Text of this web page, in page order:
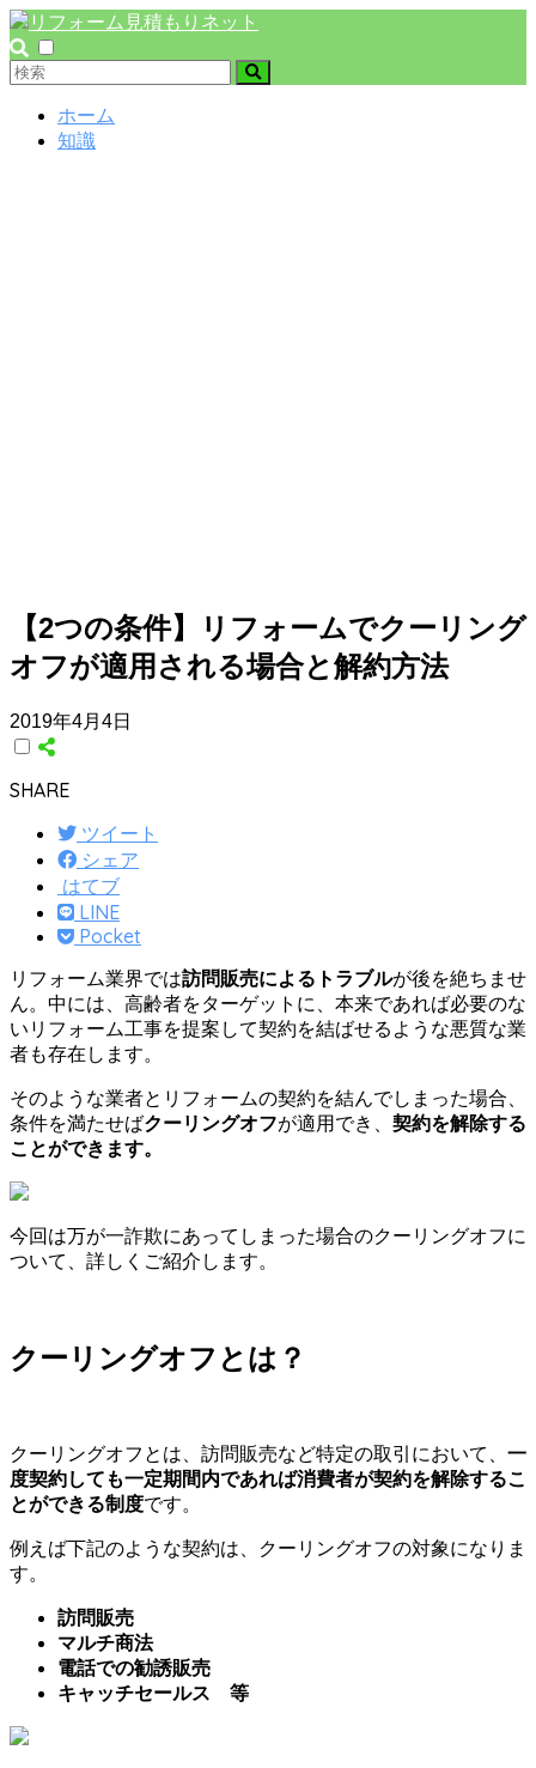
ホーム
知識
【2つの条件】リフォームでクーリング
オフが適用される場合と解約方法
2019年4月4日
SHARE
ツイート
シェア
はてブ
LINE
Pocket
リフォーム業界では訪問販売によるトラブルが後を絶ちませ
ん。中には、高齢者をターゲットに、本来であれば必要のな
いリフォーム工事を提案して契約を結ばせるような悪質な業
者も存在します。
そのような業者とリフォームの契約を結んでしまった場合、
条件を満たせばクーリングオフが適用でき、 契約を解除する
ことができます。
今回は万が一詐欺にあってしまった場合のクーリングオフに
ついて、詳しくご紹介します。
クーリングオフとは？
クーリングオフとは、訪問販売など特定の取引において、 一
度契約しても一定期間内であれば消費者が契約を解除するこ
とができる制度です。
例えば下記のような契約は、クーリングオフの対象になりま
す。
訪問販売
マルチ商法
電話での勧誘販売
キャッチセールス 等